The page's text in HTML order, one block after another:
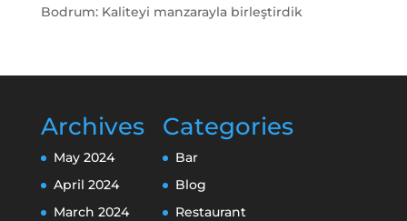
Bodrum: Kaliteyi manzarayla birleştirdik
Archives
May 2024
April 2024
March 2024
Categories
Bar
Blog
Restaurant